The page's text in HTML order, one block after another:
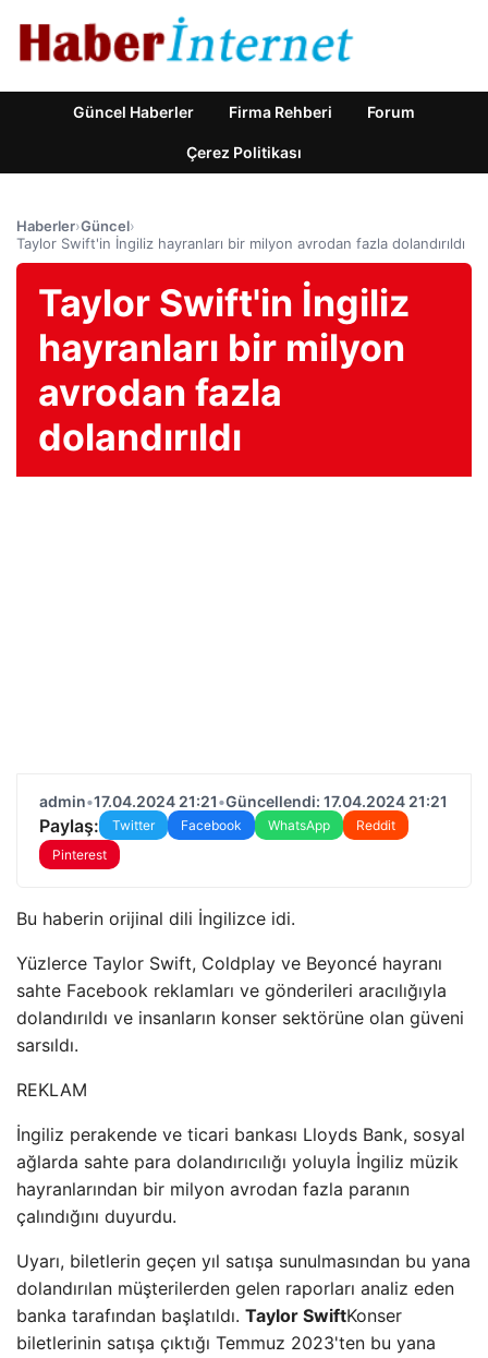
Güncel Haberler Firma Rehberi Forum
Çerez Politikası
Haberler›Güncel›
Taylor Swift'in İngiliz hayranları bir milyon avrodan fazla dolandırıldı
Taylor Swift'in İngiliz
hayranları bir milyon
avrodan fazla
dolandırıldı
admin•17.04.2024 21:21•Güncellendi: 17.04.2024 21:21
Paylaş: Twitter Facebook WhatsApp
Reddit
Pinterest
Bu haberin orijinal dili İngilizce idi.
Yüzlerce Taylor Swift, Coldplay ve Beyoncé hayranı
sahte Facebook reklamları ve gönderileri aracılığıyla
dolandırıldı ve insanların konser sektörüne olan güveni
sarsıldı.
REKLAM
İngiliz perakende ve ticari bankası Lloyds Bank, sosyal
ağlarda sahte para dolandırıcılığı yoluyla İngiliz müzik
hayranlarından bir milyon avrodan fazla paranın
çalındığını duyurdu.
Uyarı, biletlerin geçen yıl satışa sunulmasından bu yana
dolandırılan müşterilerden gelen raporları analiz eden
banka tarafından başlatıldı. Taylor SwiftKonser
biletlerinin satışa çıktığı Temmuz 2023'ten bu yana